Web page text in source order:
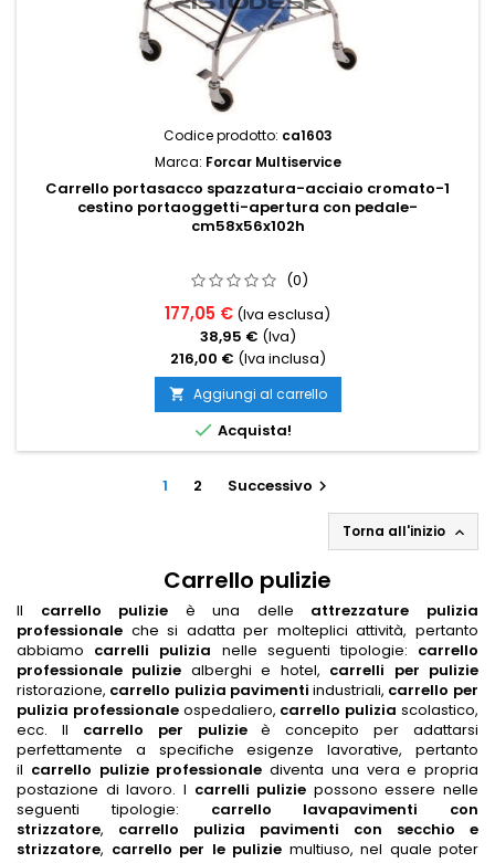
Codice prodotto: ca1603
Marca: Forcar Multiservice
Carrello portasacco spazzatura-acciaio cromato-1
cestino portaoggetti-apertura con pedale-
cm58x56x102h
(0)
177,05 € (Iva esclusa)
38,95 € (Iva)
216,00 € (Iva inclusa)
 Aggiungi al carrello
 Acquista!
1 2 Successivo 
Torna all'inizio 
Carrello pulizie
Il carrello pulizie è una delle attrezzature pulizia
professionale che si adatta per molteplici attività, pertanto
abbiamo carrelli pulizia nelle seguenti tipologie: carrello
professionale pulizie alberghi e hotel, carrelli per pulizie
ristorazione, carrello pulizia pavimenti industriali, carrello per
pulizia professionaleospedaliero, carrello pulizia scolastico,
ecc. Il carrello per pulizieè concepito per adattarsi
perfettamente a specifiche esigenze lavorative, pertanto
il carrello pulizie professionale diventa una vera e propria
postazione di lavoro. I carrelli pulizie possono essere nelle
seguenti tipologie: carrello lavapavimenti con
strizzatore, carrello pulizia pavimenti con secchio e
strizzatore, carrello per le pulizie multiuso, nel quale poter